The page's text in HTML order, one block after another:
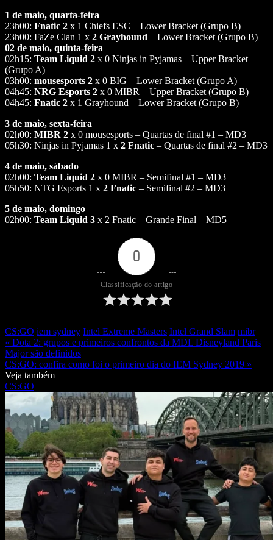
1 de maio, quarta-feira
23h00: Fnatic 2 x 1 Chiefs ESC – Lower Bracket (Grupo B)
23h00: FaZe Clan 1 x 2 Grayhound – Lower Bracket (Grupo B)
02 de maio, quinta-feira
02h15: Team Liquid 2 x 0 Ninjas in Pyjamas – Upper Bracket
(Grupo A)
03h00: mousesports 2 x 0 BIG – Lower Bracket (Grupo A)
04h45: NRG Esports 2 x 0 MIBR – Upper Bracket (Grupo B)
04h45: Fnatic 2 x 1 Grayhound – Lower Bracket (Grupo B)
3 de maio, sexta-feira
02h00: MIBR 2 x 0 mousesports – Quartas de final #1 – MD3
05h30: Ninjas in Pyjamas 1 x 2 Fnatic – Quartas de final #2 – MD3
4 de maio, sábado
02h00: Team Liquid 2 x 0 MIBR – Semifinal #1 – MD3
05h50: NTG Esports 1 x 2 Fnatic – Semifinal #2 – MD3
5 de maio, domingo
02h00: Team Liquid 3 x 2 Fnatic – Grande Final – MD5
0
Classificação do artigo
CS:GO iem sydney Intel Extreme Masters Intel Grand Slam mibr
« Dota 2: grupos e primeiros confrontos da MDL Disneyland Paris
Major são definidos
CS:GO: confira como foi o primeiro dia do IEM Sydney 2019 »
Veja também
CS:GO